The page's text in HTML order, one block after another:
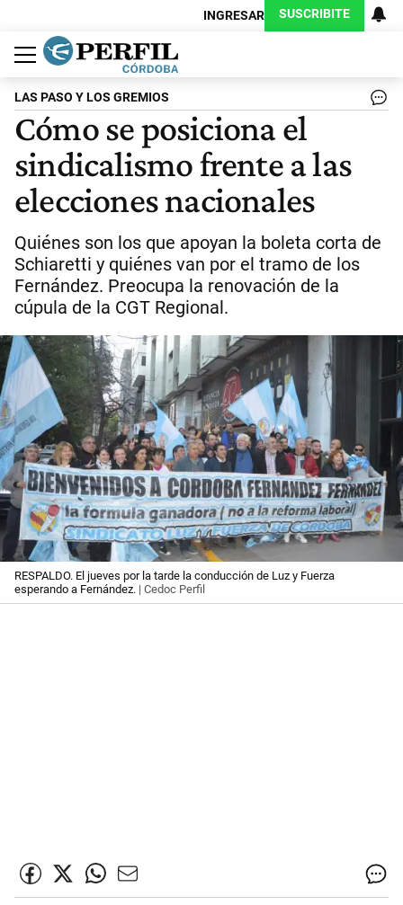
INGRESAR SUSCRIBITE
Política
Economía
Judiciales
Sociedad
Cultura
Espectáculos
Deportes
Protagonistas
LAS PASO Y LOS GREMIOS
Cómo se posiciona el
sindicalismo frente a las
elecciones nacionales
Quiénes son los que apoyan la boleta corta de
Schiaretti y quiénes van por el tramo de los
Fernández. Preocupa la renovación de la
cúpula de la CGT Regional.
RESPALDO. El jueves por la tarde la conducción de Luz y Fuerza
esperando a Fernández. | Cedoc Perfil